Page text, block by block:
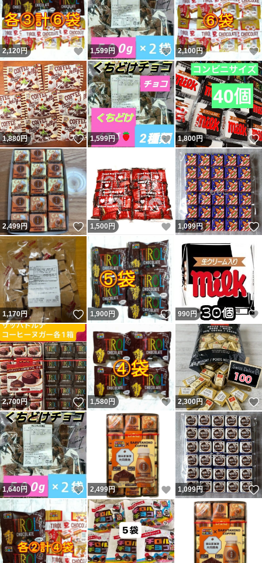
2,120 円 いいね！
1,599円 いいね！
2,100円
1,880円 いいね！
1,599円 いいね！
1,800円
2,499円 いいね！
1,500 円 いいね！
1,099円
1,170円 いいね！
1,900 円 いいね！
990 円
2,700円 いいね！
1,580円 いいね！
2,300円
1,640円 いいね！
2,499円 いいね！
1,099円